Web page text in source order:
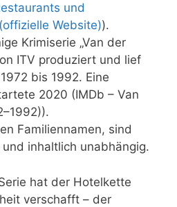
und
Website)).
Krimiserie „Van der
ITV produziert und lief
bis 1992. Eine
2020 (IMDb – Van
Familiennamen, sind
inhaltlich unabhängig.
hat der Hotelkette
verschafft – der